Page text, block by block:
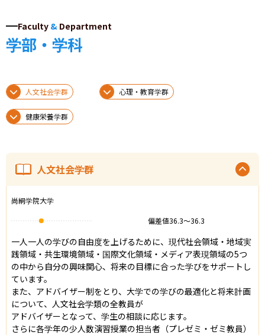
Faculty & Department
学部・学科
人文社会学群 心理・教育学群
健康栄養学群
人文社会学群
尚絅学院大学
偏差値36.3〜36.3
一人一人の学びの自由度を上げるために、現代社会領域・地域実
践領域・共生環境領域・国際文化領域・メディア表現領域の5つ
の中から自分の興味関心、将来の目標に合った学びをサポートし
ています。
また、アドバイザー制をとり、大学での学びの最適化と将来計画
について、人文社会学類の全教員が
アドバイザーとなって、学生の相談に応じます。
さらに各学年の少人数演習授業の担当者（プレゼミ・ゼミ教員）